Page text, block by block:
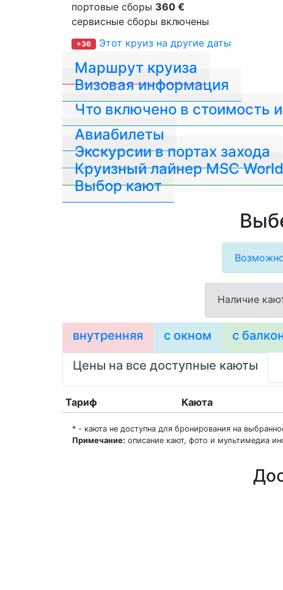
портовые сборы 360 €
сервисные сборы включены
+36 Этот круиз на другие даты
Маршрут круиза
Визовая информация
Авиабилеты
Что включено в стоимость
Экскурсии в портах захода
Круизный лайнер MSC
Выбор кают
Наличие
внутренняя с окном с
Цены на все доступные каюты
Тариф Каюта
* - каюта не доступна для бронирования на
Примечание: описание кают, фото и мультимедиа